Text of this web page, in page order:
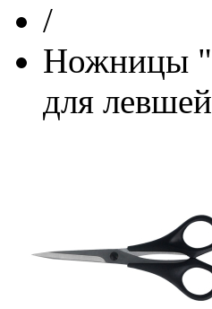
/
Ножницы
для левшей